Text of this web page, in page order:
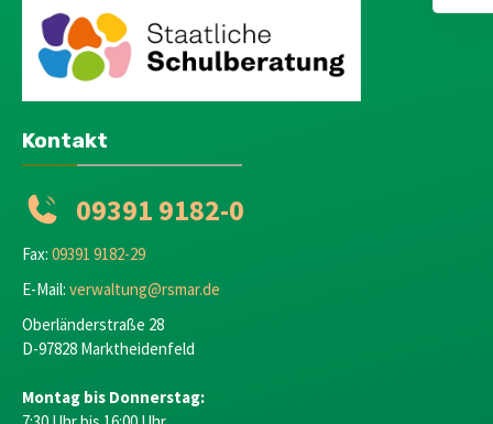
Kontakt
09391 9182-0
Fax: 09391 9182-29
E-Mail: verwaltung@rsmar.de
Oberländerstraße 28
D-97828 Marktheidenfeld
Montag bis Donnerstag: